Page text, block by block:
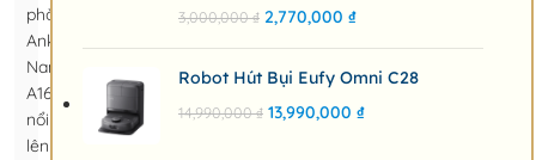
phòng
Anker
Nano
A1638
nổi
lên
3,000,000₫ 2,770,000 ₫
Robot Hút Bụi Eufy Omni C28
14,990,000₫ 13,990,000 ₫